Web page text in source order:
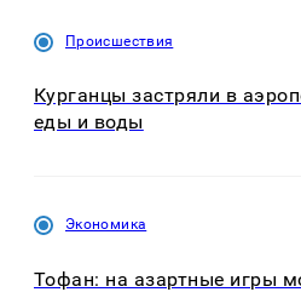
Происшествия
Курганцы застряли в
еды и воды
Экономика
Тофан: на азартные игры